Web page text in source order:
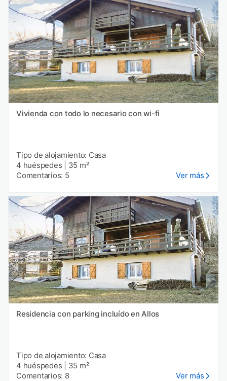
Vivienda con todo lo necesario con wi-fi
Tipo de alojamiento: Casa
4 huéspedes
35 m²
Comentarios: 5
Ver más
Residencia con parking incluído en Allos
Tipo de alojamiento: Casa
4 huéspedes
35 m²
Comentarios: 8
Ver más